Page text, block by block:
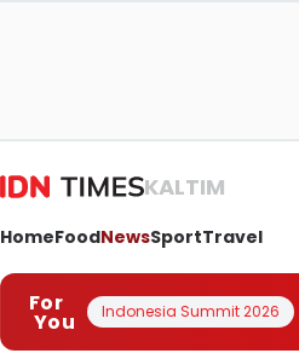
KALTIM
HomeFoodNewsSportTravel
For
You Indonesia Summit 2026